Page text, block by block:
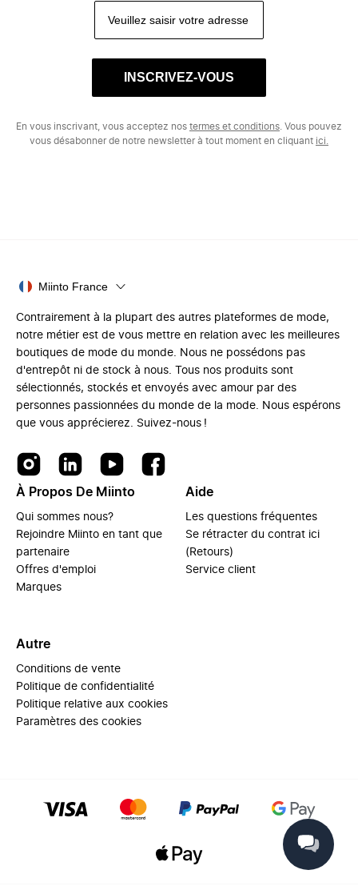
INSCRIVEZ-VOUS
En vous inscrivant, vous acceptez nos termes et conditions . Vous pouvez
vous désabonner de notre newsletter à tout moment en cliquant ici.
Miinto France
Contrairement à la plupart des autres plateformes de mode,
notre métier est de vous mettre en relation avec les meilleures
boutiques de mode du monde. Nous ne possédons pas
d'entrepôt ni de stock à nous. Tous nos produits sont
sélectionnés, stockés et envoyés avec amour par des
personnes passionnées du monde de la mode. Nous espérons
que vous apprécierez. Suivez-nous !
À Propos De Miinto
Qui sommes nous?
Rejoindre Miinto en tant que
partenaire
Offres d'emploi
Marques
Aide
Les questions fréquentes
Se rétracter du contrat ici
(Retours)
Service client
Autre
Conditions de vente
Politique de confidentialité
Politique relative aux cookies
Paramètres des cookies